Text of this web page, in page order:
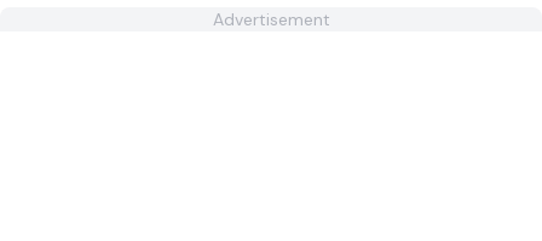
Advertisement